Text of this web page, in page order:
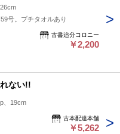
号。プチタオルあり
古書追分コロニー
￥2,200
ない!!
、19cm
古本配達本舗
￥5,262